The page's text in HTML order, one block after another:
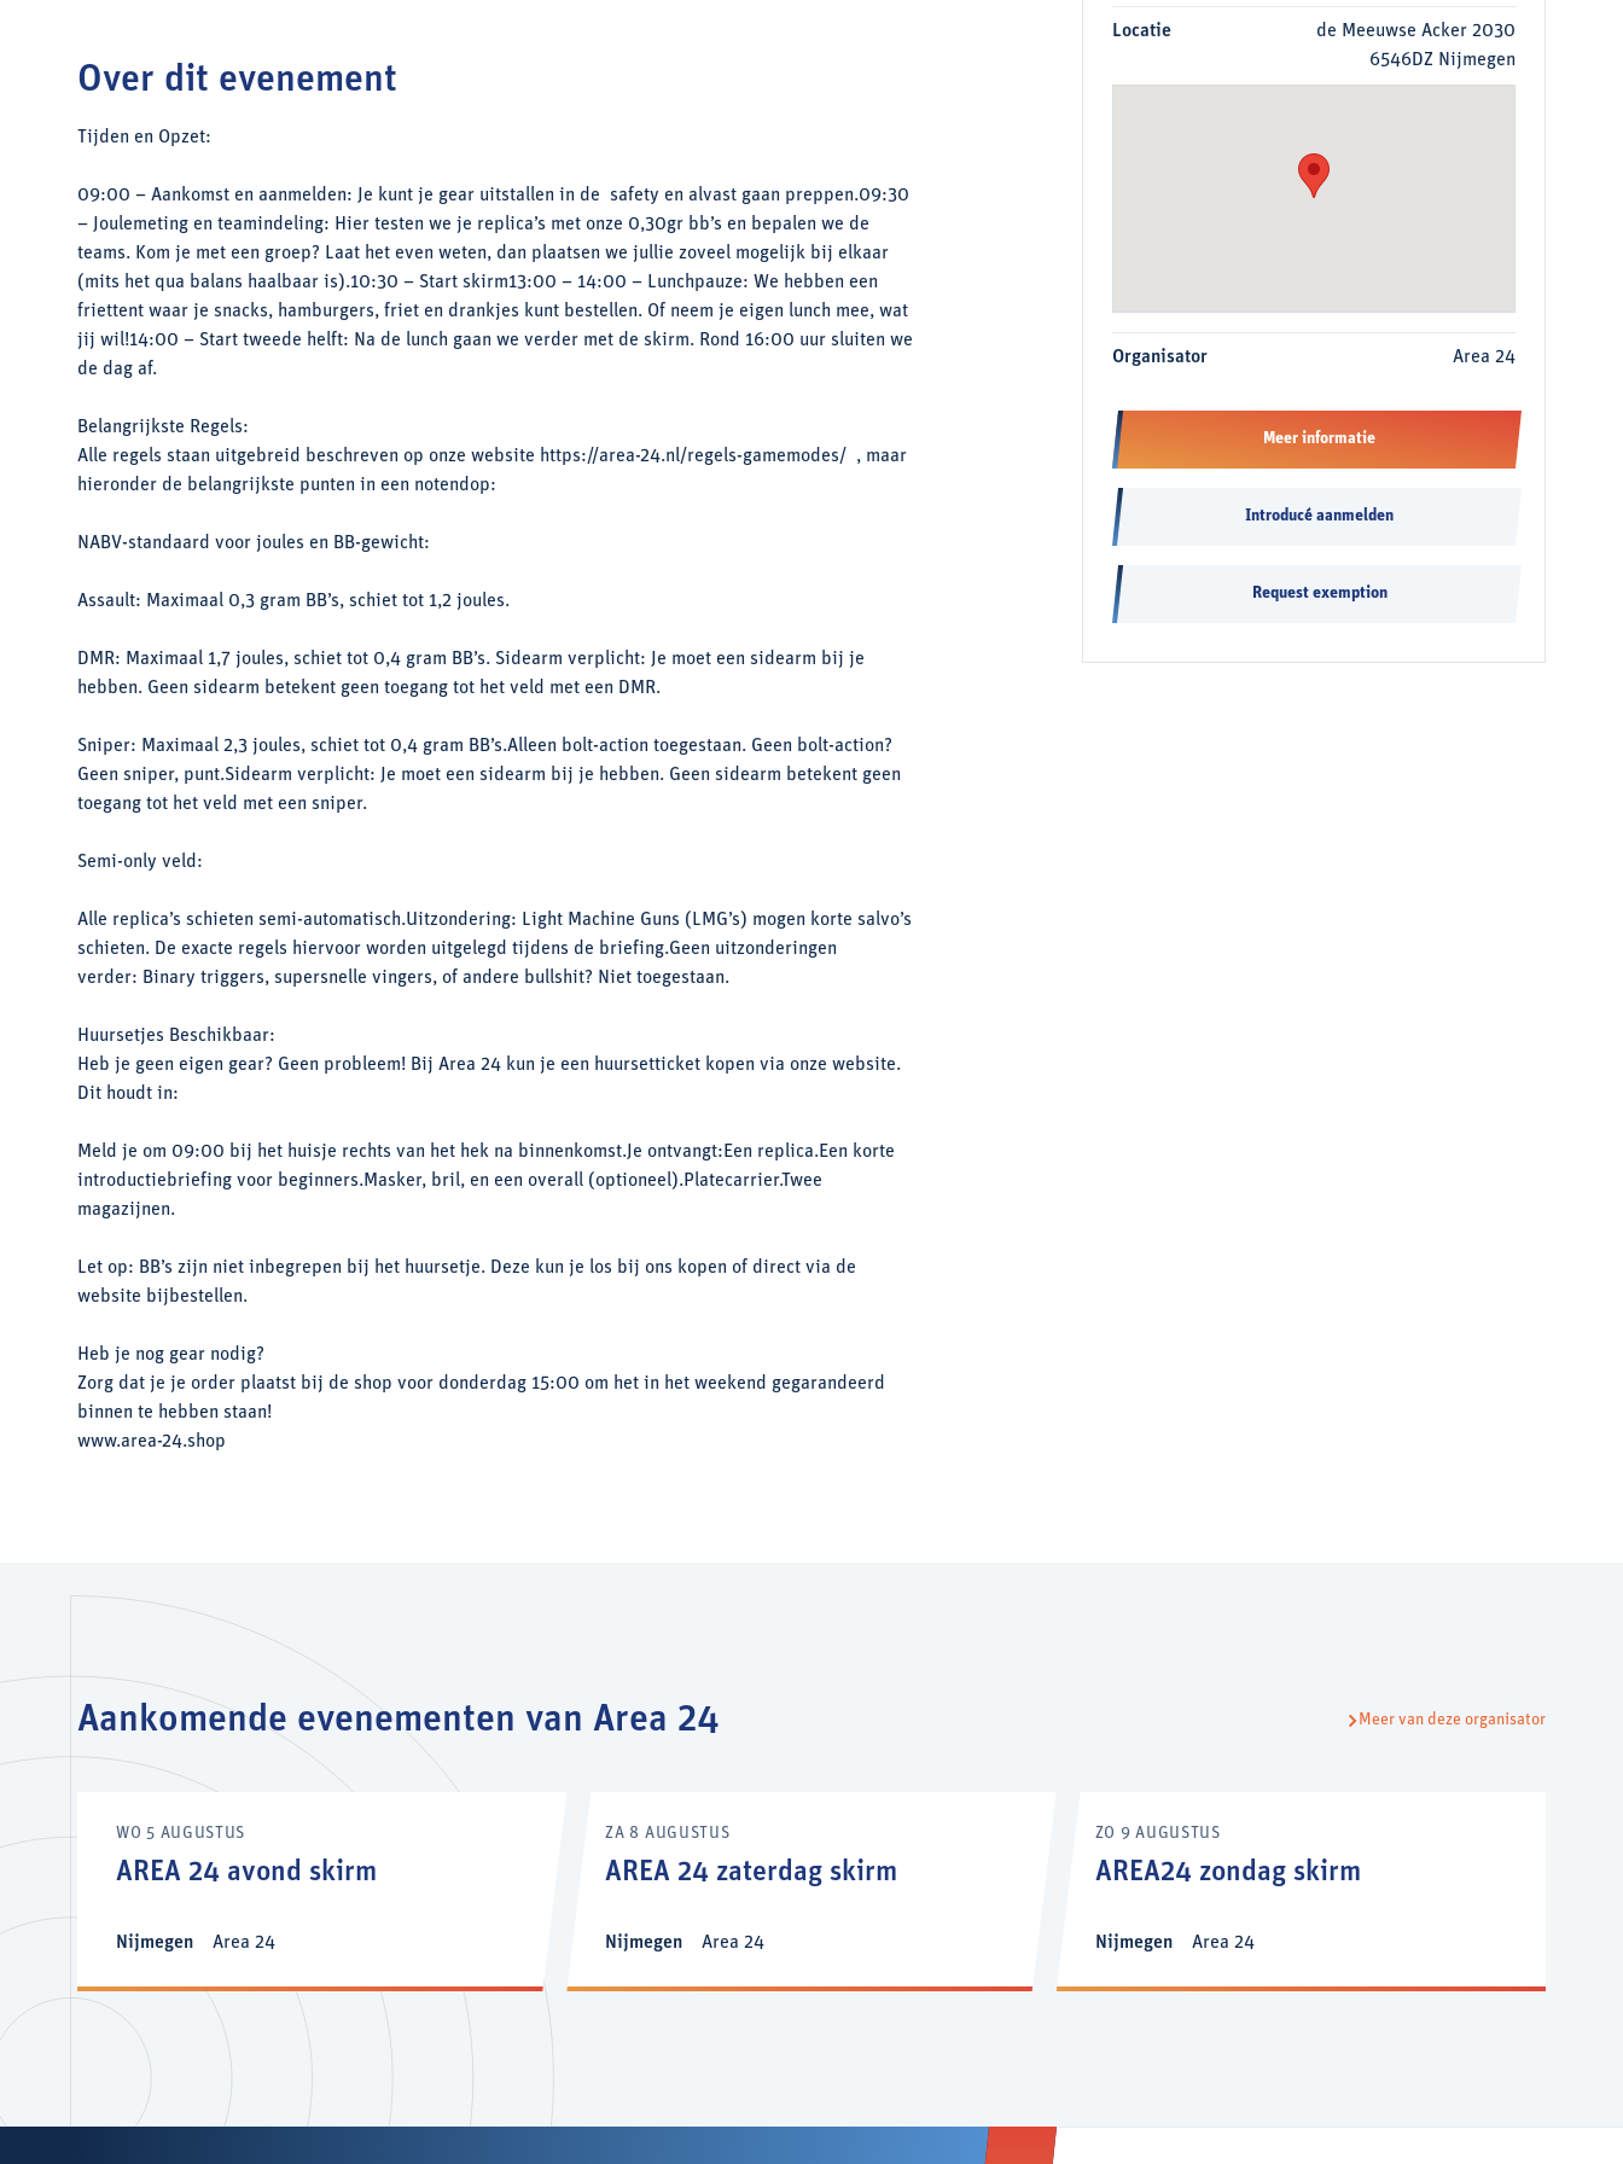
Locatie
de Meeuwse Acker 2030
6546DZ Nijmegen
Organisator Area 24
Meer informatie
Introducé aanmelden
Request exemption
Over dit evenement
Tijden en Opzet:
09:00 – Aankomst en aanmelden: Je kunt je gear uitstallen in de safety en alvast gaan preppen.09:30
– Joulemeting en teamindeling: Hier testen we je replica’s met onze 0,30gr bb’s en bepalen we de
teams. Kom je met een groep? Laat het even weten, dan plaatsen we jullie zoveel mogelijk bij elkaar
(mits het qua balans haalbaar is).10:30 – Start skirm13:00 – 14:00 – Lunchpauze: We hebben een
friettent waar je snacks, hamburgers, friet en drankjes kunt bestellen. Of neem je eigen lunch mee, wat
jij wil!14:00 – Start tweede helft: Na de lunch gaan we verder met de skirm. Rond 16:00 uur sluiten we
de dag af.
Belangrijkste Regels:
Alle regels staan uitgebreid beschreven op onze website https://area-24.nl/regels-gamemodes/ , maar
hieronder de belangrijkste punten in een notendop:
NABV-standaard voor joules en BB-gewicht:
Assault: Maximaal 0,3 gram BB’s, schiet tot 1,2 joules.
DMR: Maximaal 1,7 joules, schiet tot 0,4 gram BB’s. Sidearm verplicht: Je moet een sidearm bij je
hebben. Geen sidearm betekent geen toegang tot het veld met een DMR.
Sniper: Maximaal 2,3 joules, schiet tot 0,4 gram BB’s.Alleen bolt-action toegestaan. Geen bolt-action?
Geen sniper, punt.Sidearm verplicht: Je moet een sidearm bij je hebben. Geen sidearm betekent geen
toegang tot het veld met een sniper.
Semi-only veld:
Alle replica’s schieten semi-automatisch.Uitzondering: Light Machine Guns (LMG’s) mogen korte salvo’s
schieten. De exacte regels hiervoor worden uitgelegd tijdens de briefing.Geen uitzonderingen
verder: Binary triggers, supersnelle vingers, of andere bullshit? Niet toegestaan.
Huursetjes Beschikbaar:
Heb je geen eigen gear? Geen probleem! Bij Area 24 kun je een huursetticket kopen via onze website.
Dit houdt in:
Meld je om 09:00 bij het huisje rechts van het hek na binnenkomst.Je ontvangt:Een replica.Een korte
introductiebriefing voor beginners.Masker, bril, en een overall (optioneel).Platecarrier.Twee
magazijnen.
Let op: BB’s zijn niet inbegrepen bij het huursetje. Deze kun je los bij ons kopen of direct via de
website bijbestellen.
Heb je nog gear nodig?
Zorg dat je je order plaatst bij de shop voor donderdag 15:00 om het in het weekend gegarandeerd
binnen te hebben staan!
www.area-24.shop
Aankomende evenementen van Area 24 Meer van deze organisator
WO 5 AUGUSTUS
AREA 24 avond skirm
Nijmegen Area 24
ZA 8 AUGUSTUS
AREA 24 zaterdag skirm
Nijmegen Area 24
ZO 9 AUGUSTUS
AREA24 zondag skirm
Nijmegen Area 24